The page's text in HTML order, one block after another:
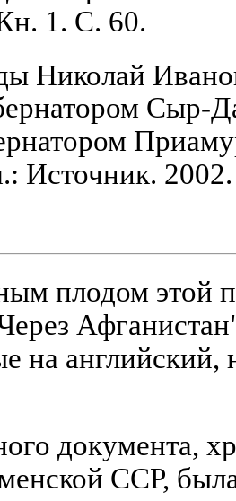
1. С. 60.
Николай
Сыр-
Источник.
плодом этой
на
документа,
ССР,